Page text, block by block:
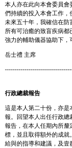
本人亦在此向本會委員
們持續的投入本會工作，
未來五十年，我確信在防
所有可治癒的致盲疾病都
強力的輔助儀器協助下，
岳士禮 主席
行政總裁報告
這是本人第二十份，亦
報。回望本人出任行政總
報告，在本人任期內所
標，並且取得額外的成
給與的指導和建議，及壹